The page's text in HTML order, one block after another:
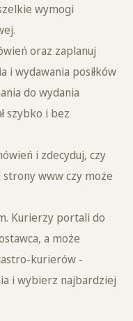
wymogi
oraz zaplanuj
i wydawania posiłków
do wydania
szybko i bez
i zdecyduj, czy
strony www czy może
Kurierzy portali do
a może
kurierów -
i wybierz najbardziej